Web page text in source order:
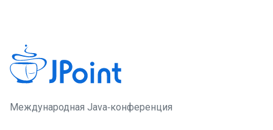
Международная Java‑конференция